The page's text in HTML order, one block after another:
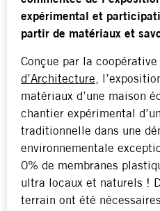
expérimental et
partir de matériaux et
Conçue par la coopérative
d’Architecture,
matériaux d’une maison
chantier expérimental
traditionnelle dans une
environnementale
0% de membranes
ultra locaux et naturels !
terrain ont été